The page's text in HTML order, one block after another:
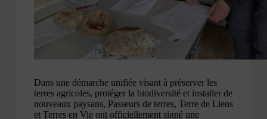
Dans une démarche unifiée visant à préserver les
terres agricoles, protéger la biodiversité et installer de
nouveaux paysans, Passeurs de terres, Terre de Liens
et Terres en Vie ont officiellement signé une